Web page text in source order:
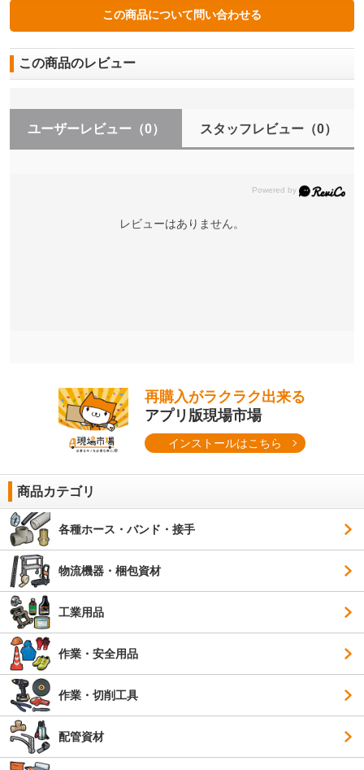
この商品のレビュー
ユーザーレビュー （0） スタッフレビュー（0）
レビューはありません。
再購入がラクラク出来る
アプリ版現場市場
インストールはこちら
商品カテゴリ
各種ホース・バンド・接手
物流機器・梱包資材
工業用品
作業・安全用品
作業・切削工具
配管資材